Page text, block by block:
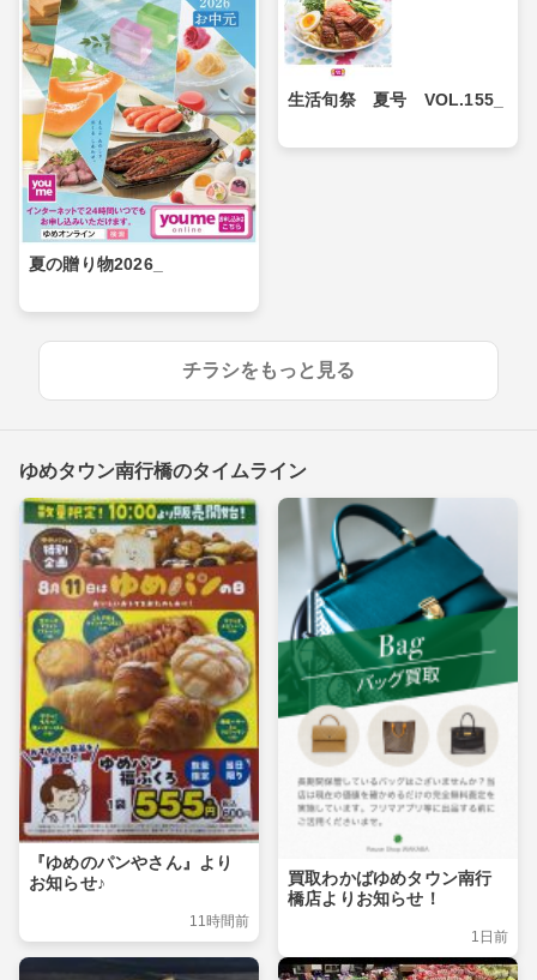
夏の贈り物2026_
生活旬祭 夏号 VOL.155_
チラシをもっと見る
ゆめタウン南行橋のタイムライン
『ゆめのパンやさん』より
お知らせ♪
11時間前
買取わかばゆめタウン南行
橋店よりお知らせ！
1日前